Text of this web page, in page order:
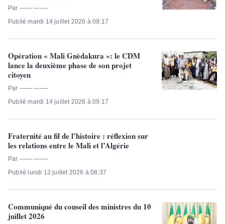
Par —— ——-
Publié mardi 14 juillet 2026 à 09:17
Opération « Mali Gnèdakura »: le CDM
lance la deuxième phase de son projet
citoyen
Par —— ——-
Publié mardi 14 juillet 2026 à 09:17
Fraternité au fil de l’histoire : réflexion sur
les relations entre le Mali et l’Algérie
Par —— ——-
Publié lundi 13 juillet 2026 à 08:37
Communiqué du conseil des ministres du 10
juillet 2026